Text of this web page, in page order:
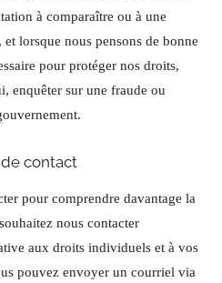
à comparaître ou à une
lorsque nous pensons de bonne
pour protéger nos droits,
enquêter sur une fraude ou
contact
pour comprendre davantage la
nous contacter
aux droits individuels et à vos
pouvez envoyer un courriel via